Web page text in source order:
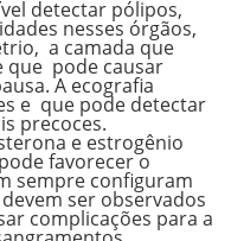
detectar pólipos,
nesses órgãos,
a camada que
que pode causar
A ecografia
e que pode detectar
precoces.
e estrogênio
favorecer o
sempre configuram
ser observados
complicações para a